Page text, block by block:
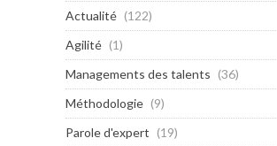
Actualité (122)
Agilité (1)
Managements des talents (36)
Méthodologie (9)
Parole d'expert (19)